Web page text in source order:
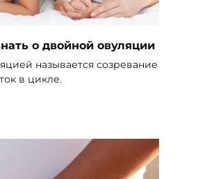
о двойной овуляции
называется созревание
в цикле.